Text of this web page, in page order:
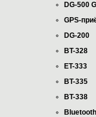
DG-500
GPS-
DG-200
BT-328
ET-333
BT-335
BT-338